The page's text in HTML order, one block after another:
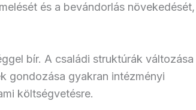
és a bevándorlás növekedését,
bír. A családi struktúrák változása
gondozása gyakran intézményi
költségvetésre.